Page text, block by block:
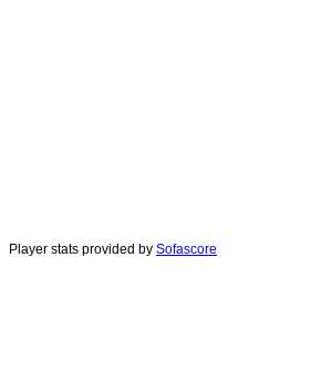
Player stats provided by Sofascore